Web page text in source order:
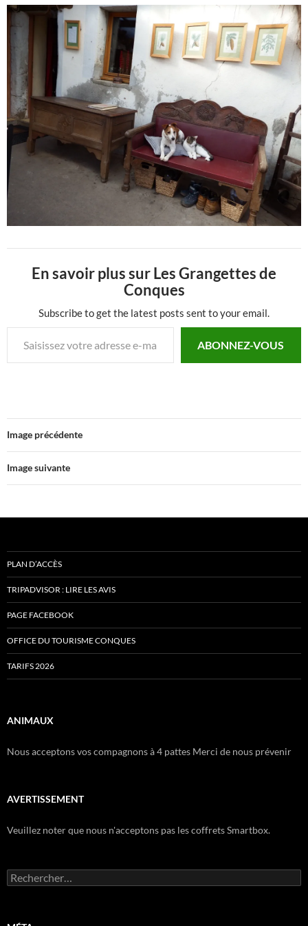
En savoir plus sur Les Grangettes de
Conques
Subscribe to get the latest posts sent to your email.
Saisissez votre adresse e-mail…
ABONNEZ-VOUS
Image précédente
Image suivante
PLAN D’ACCÈS
TRIPADVISOR : LIRE LES AVIS
PAGE FACEBOOK
OFFICE DU TOURISME CONQUES
TARIFS 2026
ANIMAUX
Nous acceptons vos compagnons à 4 pattes Merci de nous prévenir
AVERTISSEMENT
Veuillez noter que nous n'acceptons pas les coffrets Smartbox.
Rechercher :